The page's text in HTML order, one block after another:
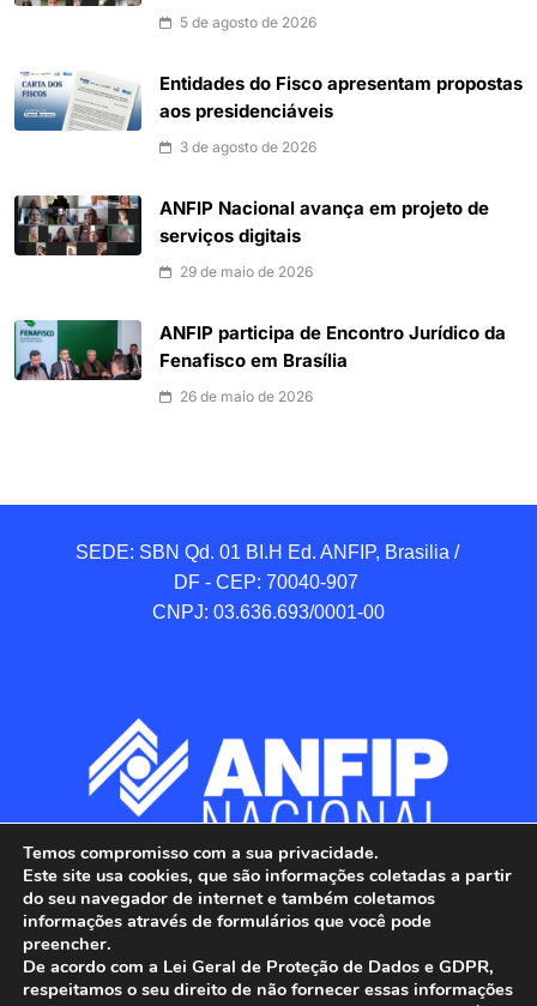
5 de agosto de 2026
Entidades do Fisco apresentam propostas
aos presidenciáveis
3 de agosto de 2026
ANFIP Nacional avança em projeto de
serviços digitais
29 de maio de 2026
ANFIP participa de Encontro Jurídico da
Fenafisco em Brasília
26 de maio de 2026
SEDE: SBN Qd. 01 BI.H Ed. ANFIP, Brasilia /
DF - CEP: 70040-907
CNPJ: 03.636.693/0001-00
Temos compromisso com a sua privacidade.
Este site usa cookies, que são informações coletadas a partir
do seu navegador de internet e também coletamos
informações através de formulários que você pode
preencher.
De acordo com a Lei Geral de Proteção de Dados e GDPR,
respeitamos o seu direito de não fornecer essas informações